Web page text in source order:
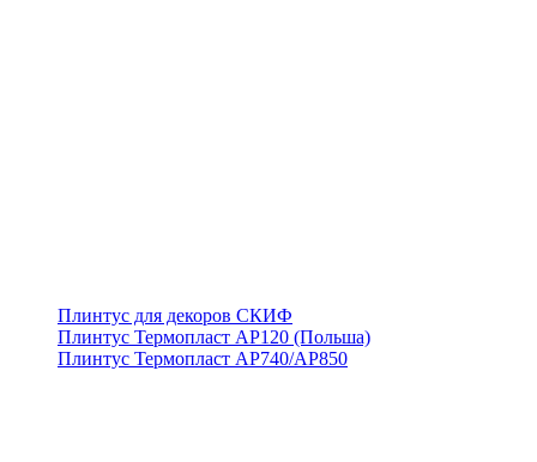
Плинтус для декоров СКИФ
Плинтус Термопласт АР120 (Польша)
Плинтус Термопласт АР740/АР850